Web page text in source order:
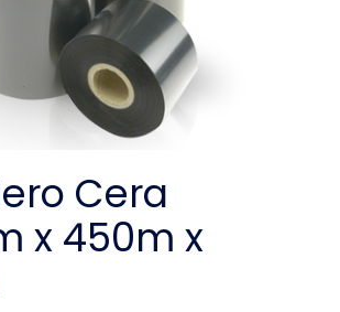
Cera
x 450m x